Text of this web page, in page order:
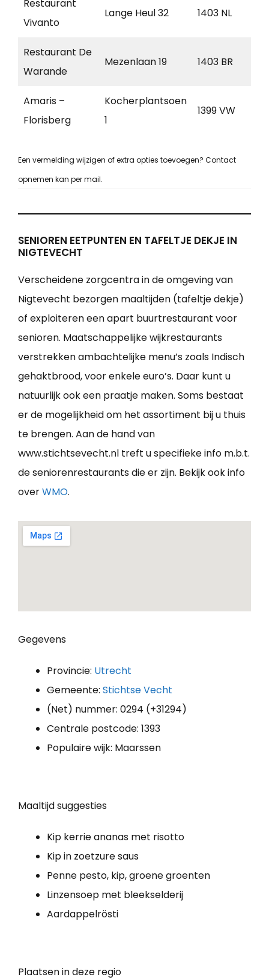
Restaurant
Vivanto
Lange Heul 32 1403 NL
Restaurant De
Warande
Mezenlaan 19 1403 BR
Amaris –
Florisberg
Kocherplantsoen
1
1399 VW
Een vermelding wijzigen of extra opties toevoegen? Contact
opnemen kan per mail.
SENIOREN EETPUNTEN EN TAFELTJE DEKJE IN
NIGTEVECHT
Verscheidene zorgcentra in de omgeving van
Nigtevecht bezorgen maaltijden (tafeltje dekje)
of exploiteren een apart buurtrestaurant voor
senioren. Maatschappelijke wijkrestaurants
verstrekken ambachtelijke menu’s zoals Indisch
gehaktbrood, voor enkele euro’s. Daar kunt u
natuurlijk ook een praatje maken. Soms bestaat
er de mogelijkheid om het assortiment bij u thuis
te brengen. Aan de hand van
www.stichtsevecht.nl treft u specifieke info m.b.t.
de seniorenrestaurants die er zijn. Bekijk ook info
overWMO.
Gegevens
Provincie: Utrecht
Gemeente: Stichtse Vecht
(Net) nummer: 0294 (+31294)
Centrale postcode: 1393
Populaire wijk: Maarssen
Maaltijd suggesties
Kip kerrie ananas met risotto
Kip in zoetzure saus
Penne pesto, kip, groene groenten
Linzensoep met bleekselderij
Aardappelrösti
Plaatsen in deze regio